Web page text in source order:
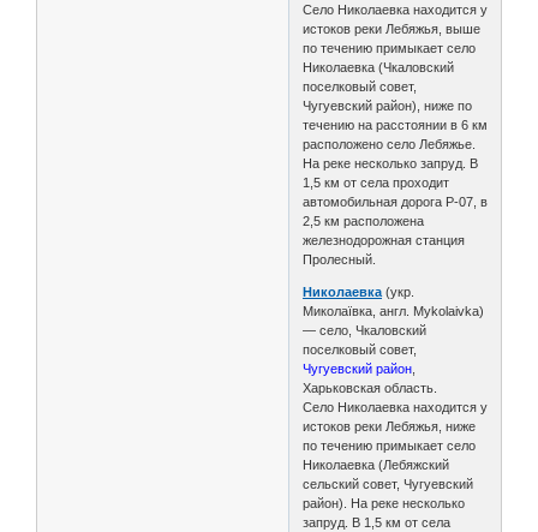
Село Николаевка находится у
истоков реки Лебяжья, выше
по течению примыкает село
Николаевка (Чкаловский
поселковый совет,
Чугуевский район), ниже по
течению на расстоянии в 6 км
расположено село Лебяжье.
На реке несколько запруд. В
1,5 км от села проходит
автомобильная дорога Р-07, в
2,5 км расположена
железнодорожная станция
Пролесный.
Николаевка (укр.
Миколаївка, англ. Mykolaivka)
— село, Чкаловский
поселковый совет,
Чугуевский район
Харьковская область.
Село Николаевка находится у
истоков реки Лебяжья, ниже
по течению примыкает село
Николаевка (Лебяжский
сельский совет, Чугуевский
район). На реке несколько
запруд. В 1,5 км от села